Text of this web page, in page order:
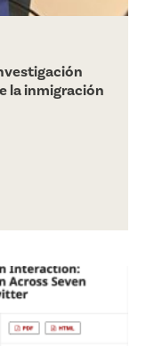
la inmigración